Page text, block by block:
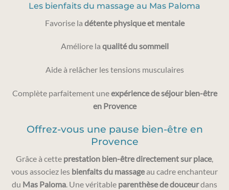
Les bienfaits du massage au Mas Paloma
Favorise la détente physique et mentale
Améliore la qualité du sommeil
Aide à relâcher les tensions musculaires
Complète parfaitement uneexpérience de séjour bien-être
en Provence
Offrez-vous une pause bien-être en
Provence
Grâce à cette prestation bien-être directement sur place,
vous associez les bienfaits du massageau cadre enchanteur
du Mas Paloma. Une véritable parenthèse de douceurdans